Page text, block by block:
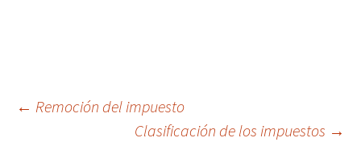
Navegación
← Remoción del impuesto
Clasificación de los impuestos →